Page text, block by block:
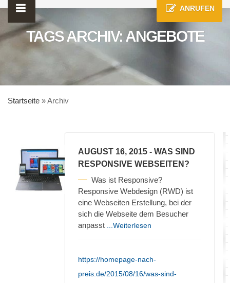
ANRUFEN
TAGS ARCHIV: ANGEBOTE
Startseite »Archiv
AUGUST 16, 2015 - WAS SIND
RESPONSIVE WEBSEITEN?
Was ist Responsive?
Responsive Webdesign (RWD) ist
eine Webseiten Erstellung, bei der
sich die Webseite dem Besucher
anpasst
...Weiterlesen
https://homepage-nach-
preis.de/2015/08/16/was-sind-